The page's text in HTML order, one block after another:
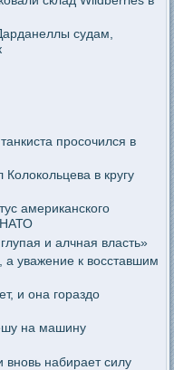
судам,
просочился в
в кругу
американского
НАТО
и алчная власть»
уважение к восставшим
и она гораздо
на машину
вновь набирает силу